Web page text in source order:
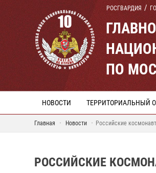
РОСГВАРДИЯ
ПО
НОВОСТИ ТЕРРИТОРИАЛЬНЫЙ
Главная Новости Российские
РОССИЙСКИЕ